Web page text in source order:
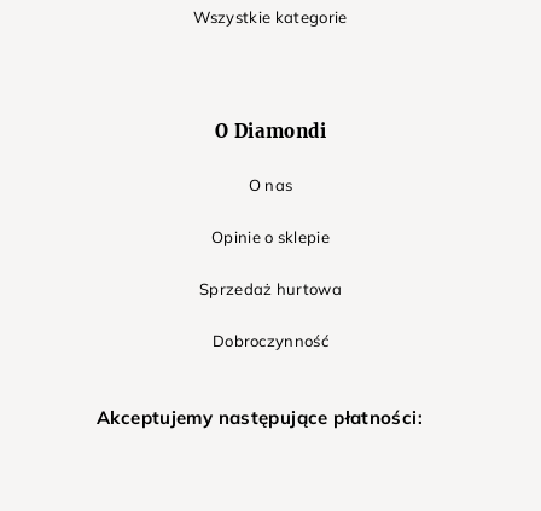
Wszystkie kategorie
O Diamondi
O nas
Opinie o sklepie
Sprzedaż hurtowa
Dobroczynność
Akceptujemy następujące płatności: